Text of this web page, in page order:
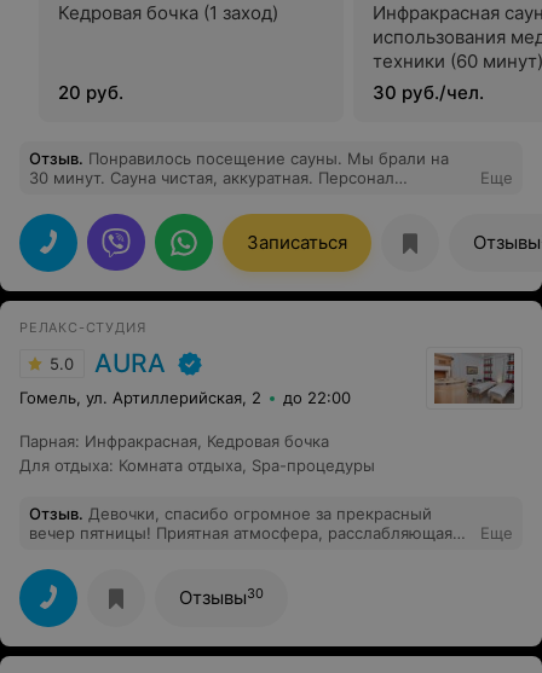
Кедровая бочка (1 заход)
20 руб.
Инфракрасная
использования
техники (60 минут)
30 руб./чел.
Отзыв. Понравилось посещение сауны. Мы брали на
30 минут. Сауна чистая, аккуратная. Персонал
Еще
Записаться Отзывы
РЕЛАКС-СТУДИЯ
5.0 AURA
Гомель, ул. Артиллерийская, 2 до 22:00
Парная: Инфракрасная Кедровая бочка
Для отдыха: Комната отдыха Spa-процедуры
Отзыв. Девочки, спасибо огромное за прекрасный
вечер пятницы! Приятная атмосфера, расслабляющая
от всего: сауна, массаж, бочка. И приятное общение в
процессе! Обязательно придем ещё раз
Еще
Отзывы30